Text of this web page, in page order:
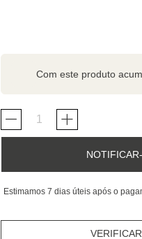
Com este produto
Estimamos 7 dias úteis após o